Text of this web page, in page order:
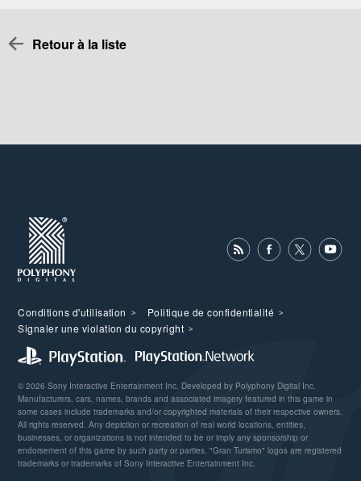
Retour à la liste
Conditions d'utilisation
Politique de confidentialité
Signaler une violation du copyright
© 2026 Sony Interactive Entertainment Inc. Developed by Polyphony Digital Inc.
Manufacturers, cars, names, brands and associated imagery featured in this game in
some cases include trademarks and/or copyrighted materials of their respective owners.
All rights reserved. Any depiction or recreation of real world locations, entities,
businesses, or organizations is not intended to be or imply any sponsorship or
endorsement of this game by such party or parties. "Gran Turismo" logos are registered
trademarks or trademarks of Sony Interactive Entertainment Inc.